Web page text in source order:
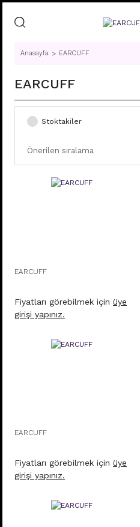
Anasayfa EARCUFF
EARCUFF
Stoktakiler
EARCUFF
Fiyatları görebilmek için üye
girişi yapınız.
EARCUFF
Fiyatları görebilmek için üye
girişi yapınız.